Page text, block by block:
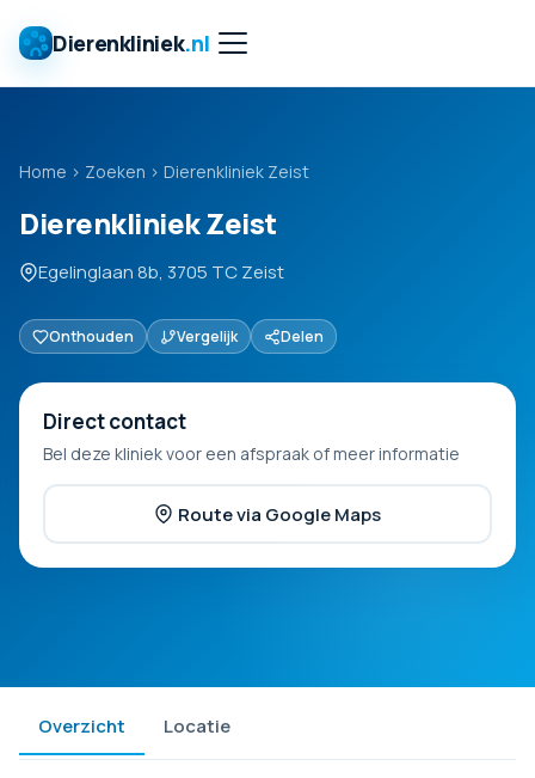
Dierenkliniek.nl
Home › Zoeken › Dierenkliniek Zeist
Dierenkliniek Zeist
Egelinglaan 8b, 3705 TC Zeist
Onthouden Vergelijk Delen
Direct contact
Bel deze kliniek voor een afspraak of meer informatie
Route via Google Maps
Overzicht Locatie